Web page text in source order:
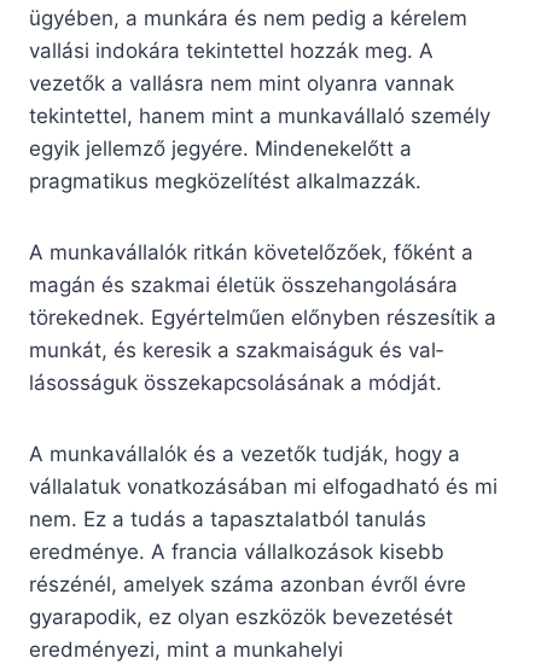
ügyében, a munkára és nem pedig a kérelem
vallási indokára tekintettel hozzák meg. A
vezetők a vallásra nem mint olyanra vannak
tekintettel, hanem mint a munkavállaló személy
egyik jellemző jegyére. Mindenekelőtt a
pragmatikus megközelítést alkalmazzák.
A munkavállalók ritkán követelőzőek, főként a
magán és szakmai életük összehangolására
törekednek. Egyértelműen előnyben részesítik a
munkát, és keresik a szakmaiságuk és val­
lásosságuk összekapcsolásának a módját.
A munkavállalók és a vezetők tudják, hogy a
vállalatuk vonatkozásában mi elfogadható és mi
nem. Ez a tudás a tapasztalatból tanulás
eredménye. A francia vállalkozások kisebb
részénél, amelyek száma azonban évről évre
gyarapodik, ez olyan eszközök bevezetését
eredményezi, mint a munkahelyi